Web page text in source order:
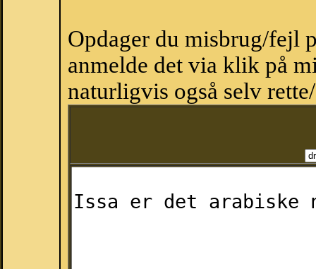
Opdager du misbrug/fejl
anmelde det via klik på
naturligvis også selv